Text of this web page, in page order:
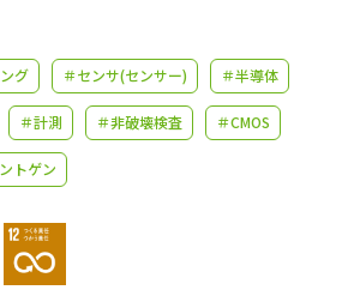
見
講義」 学問分野解説
ユーザーサポート
グ ＃センサ(センサー) ＃半導体
＃計測 ＃非破壊検査 ＃CMOS
トゲン